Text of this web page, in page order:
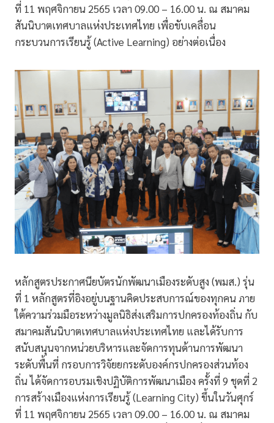
ที่ 11 พฤศจิกายน 2565 เวลา 09.00 – 16.00 น. ณ สมาคม
สันนิบาตเทศบาลแห่งประเทศไทย เพื่อขับเคลื่อน
กระบวนการเรียนรู้ (Active Learning) อย่างต่อเนื่อง
หลักสูตรประกาศนียบัตรนักพัฒนาเมืองระดับสูง (พมส.) รุ่น
ที่ 1 หลักสูตรที่อิงอยู่บนฐานคิดประสบการณ์ของทุกคน ภาย
ใต้ความร่วมมือระหว่างมูลนิธิส่งเสริมการปกครองท้องถิ่น กับ
สมาคมสันนิบาตเทศบาลแห่งประเทศไทย และได้รับการ
สนับสนุนจากหน่วยบริหารและจัดการทุนด้านการพัฒนา
ระดับพื้นที่ กรอบการวิจัยยกระดับองค์กรปกครองส่วนท้อง
ถิ่น ได้จัดการอบรมเชิงปฏิบัติการพัฒนาเมือง ครั้งที่ 9 ชุดที่ 2
การสร้างเมืองแห่งการเรียนรู้ (Learning City) ขึ้นในวันศุกร์
ที่ 11 พฤศจิกายน 2565 เวลา 09.00 – 16.00 น. ณ สมาคม